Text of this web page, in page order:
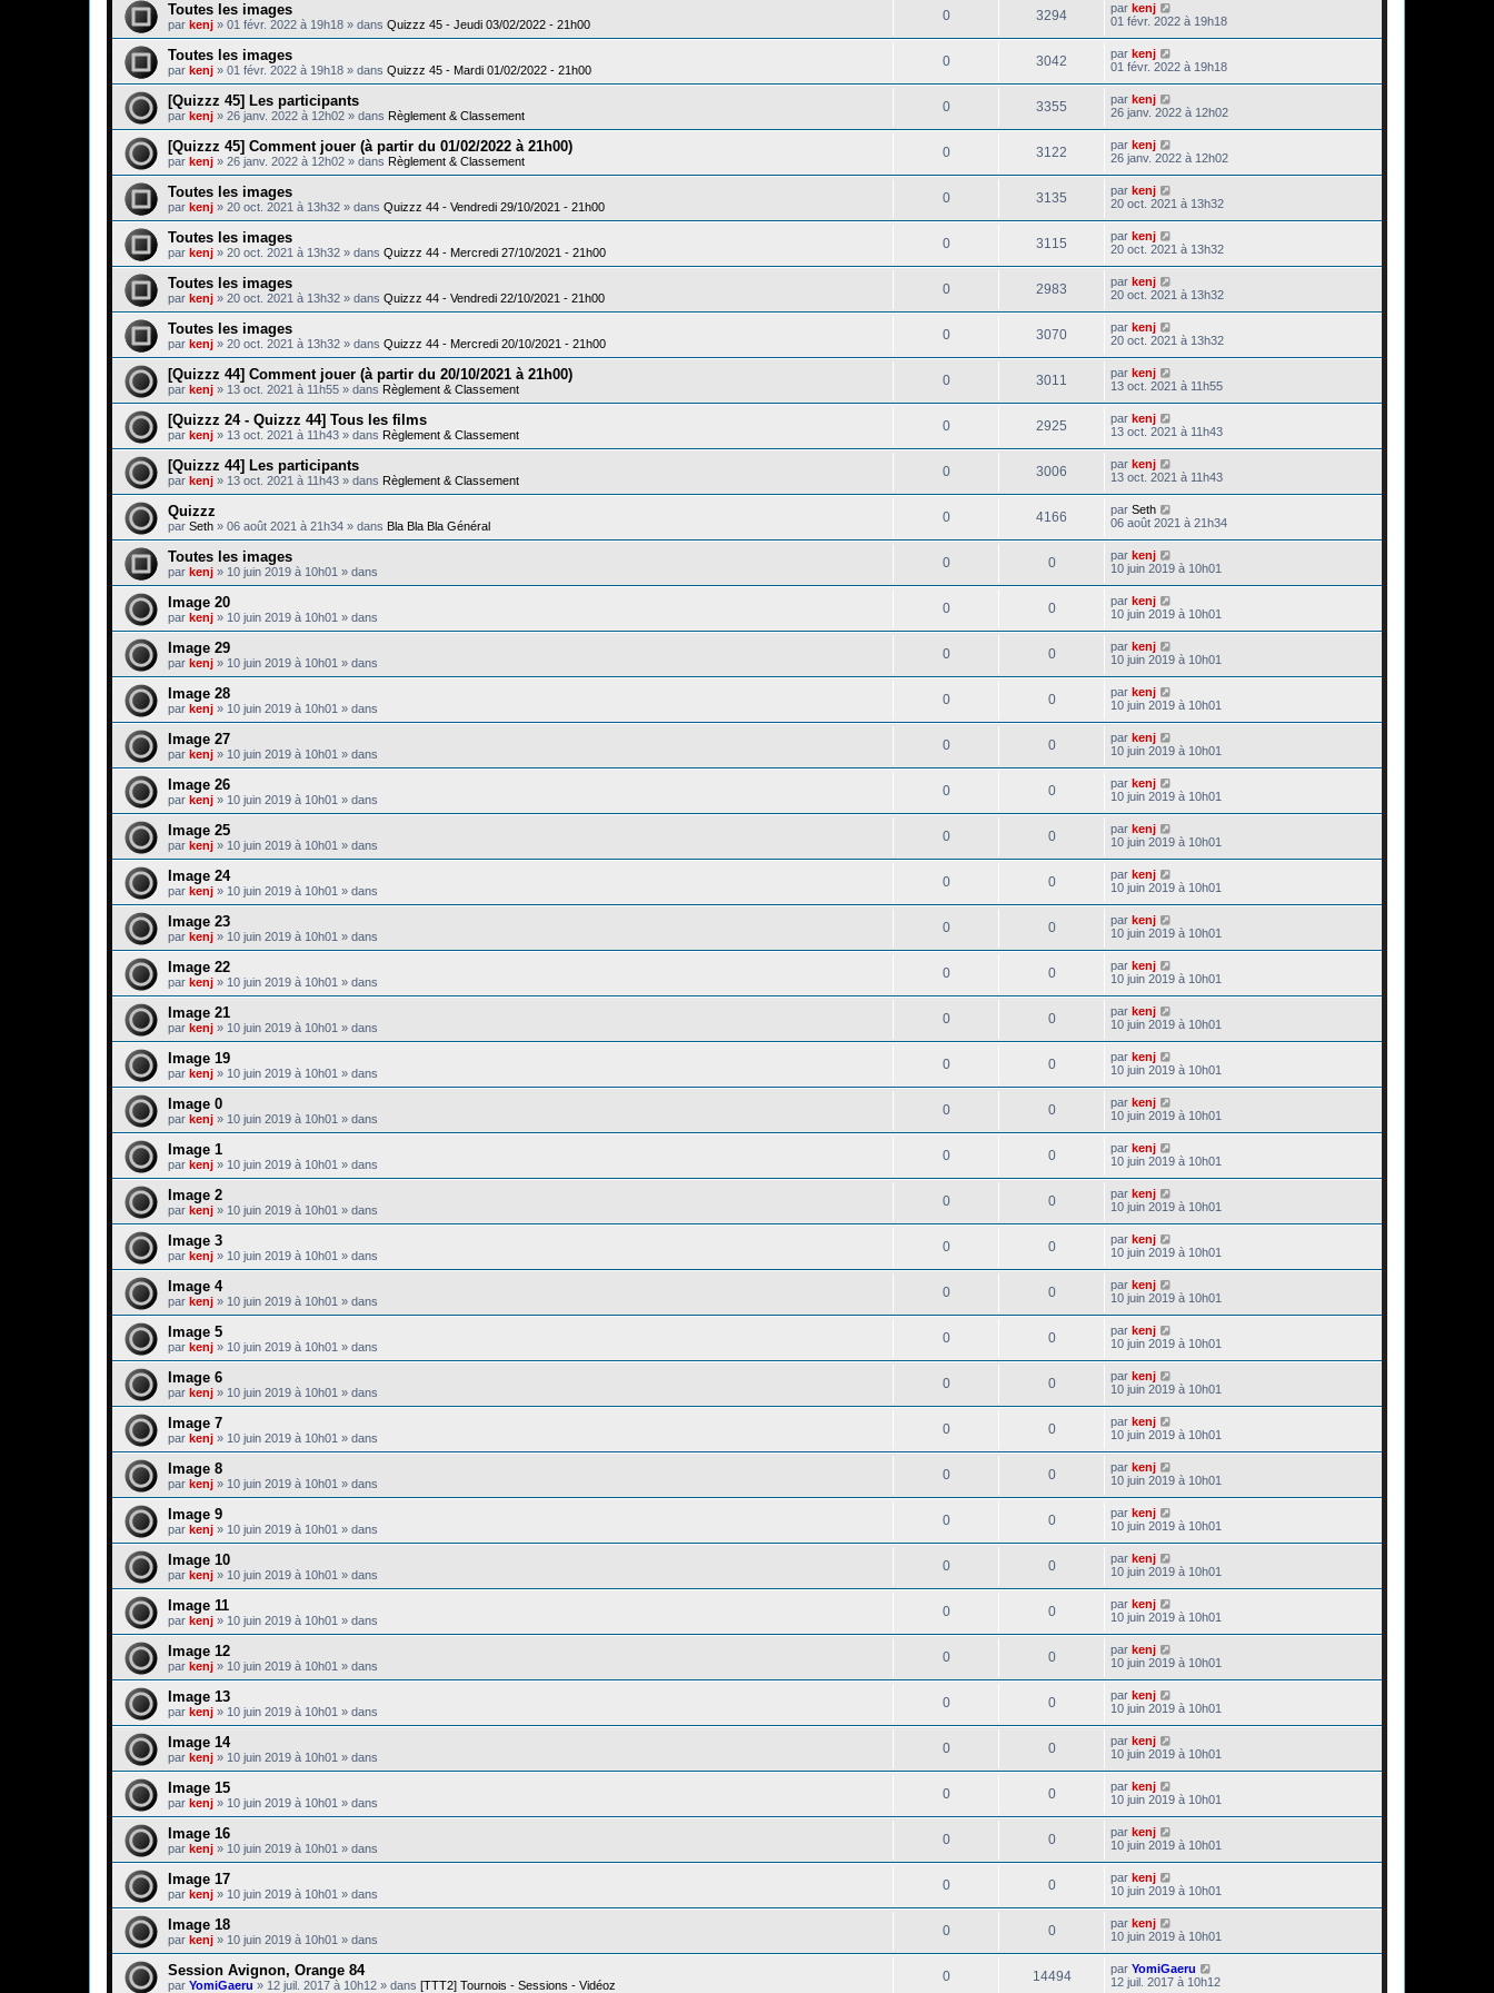
Toutes les images
par kenj » 01 févr. 2022 à 19h18 » dans Quizzz 45 - Jeudi 03/02/2022 - 21h00
0 3294 par kenj
01 févr. 2022 à 19h18
Toutes les images
par kenj » 01 févr. 2022 à 19h18 » dans Quizzz 45 - Mardi 01/02/2022 - 21h00
0 3042 par kenj
01 févr. 2022 à 19h18
[Quizzz 45] Les participants
par kenj » 26 janv. 2022 à 12h02 » dans Règlement & Classement
0 3355 par kenj
26 janv. 2022 à 12h02
[Quizzz 45] Comment jouer (à partir du 01/02/2022 à 21h00)
par kenj » 26 janv. 2022 à 12h02 » dans Règlement & Classement
0 3122 par kenj
26 janv. 2022 à 12h02
Toutes les images
par kenj » 20 oct. 2021 à 13h32 » dans Quizzz 44 - Vendredi 29/10/2021 - 21h00
0 3135 par kenj
20 oct. 2021 à 13h32
Toutes les images
par kenj » 20 oct. 2021 à 13h32 » dans Quizzz 44 - Mercredi 27/10/2021 - 21h00
0 3115 par kenj
20 oct. 2021 à 13h32
Toutes les images
par kenj » 20 oct. 2021 à 13h32 » dans Quizzz 44 - Vendredi 22/10/2021 - 21h00
0 2983 par kenj
20 oct. 2021 à 13h32
Toutes les images
par kenj » 20 oct. 2021 à 13h32 » dans Quizzz 44 - Mercredi 20/10/2021 - 21h00
0 3070 par kenj
20 oct. 2021 à 13h32
[Quizzz 44] Comment jouer (à partir du 20/10/2021 à 21h00)
par kenj » 13 oct. 2021 à 11h55 » dans Règlement & Classement
0 3011 par kenj
13 oct. 2021 à 11h55
[Quizzz 24 - Quizzz 44] Tous les films
par kenj » 13 oct. 2021 à 11h43 » dans Règlement & Classement
0 2925 par kenj
13 oct. 2021 à 11h43
[Quizzz 44] Les participants
par kenj » 13 oct. 2021 à 11h43 » dans Règlement & Classement
0 3006 par kenj
13 oct. 2021 à 11h43
Quizzz
par Seth » 06 août 2021 à 21h34 » dans Bla Bla Bla Général
0 4166 par Seth
06 août 2021 à 21h34
Toutes les images
par kenj » 10 juin 2019 à 10h01 » dans
0 0 par kenj
10 juin 2019 à 10h01
Image 20
par kenj » 10 juin 2019 à 10h01 » dans
0 0 par kenj
10 juin 2019 à 10h01
Image 29
par kenj » 10 juin 2019 à 10h01 » dans
0 0 par kenj
10 juin 2019 à 10h01
Image 28
par kenj » 10 juin 2019 à 10h01 » dans
0 0 par kenj
10 juin 2019 à 10h01
Image 27
par kenj » 10 juin 2019 à 10h01 » dans
0 0 par kenj
10 juin 2019 à 10h01
Image 26
par kenj » 10 juin 2019 à 10h01 » dans
0 0 par kenj
10 juin 2019 à 10h01
Image 25
par kenj » 10 juin 2019 à 10h01 » dans
0 0 par kenj
10 juin 2019 à 10h01
Image 24
par kenj » 10 juin 2019 à 10h01 » dans
0 0 par kenj
10 juin 2019 à 10h01
Image 23
par kenj » 10 juin 2019 à 10h01 » dans
0 0 par kenj
10 juin 2019 à 10h01
Image 22
par kenj » 10 juin 2019 à 10h01 » dans
0 0 par kenj
10 juin 2019 à 10h01
Image 21
par kenj » 10 juin 2019 à 10h01 » dans
0 0 par kenj
10 juin 2019 à 10h01
Image 19
par kenj » 10 juin 2019 à 10h01 » dans
0 0 par kenj
10 juin 2019 à 10h01
Image 0
par kenj » 10 juin 2019 à 10h01 » dans
0 0 par kenj
10 juin 2019 à 10h01
Image 1
par kenj » 10 juin 2019 à 10h01 » dans
0 0 par kenj
10 juin 2019 à 10h01
Image 2
par kenj » 10 juin 2019 à 10h01 » dans
0 0 par kenj
10 juin 2019 à 10h01
Image 3
par kenj » 10 juin 2019 à 10h01 » dans
0 0 par kenj
10 juin 2019 à 10h01
Image 4
par kenj » 10 juin 2019 à 10h01 » dans
0 0 par kenj
10 juin 2019 à 10h01
Image 5
par kenj » 10 juin 2019 à 10h01 » dans
0 0 par kenj
10 juin 2019 à 10h01
Image 6
par kenj » 10 juin 2019 à 10h01 » dans
0 0 par kenj
10 juin 2019 à 10h01
Image 7
par kenj » 10 juin 2019 à 10h01 » dans
0 0 par kenj
10 juin 2019 à 10h01
Image 8
par kenj » 10 juin 2019 à 10h01 » dans
0 0 par kenj
10 juin 2019 à 10h01
Image 9
par kenj » 10 juin 2019 à 10h01 » dans
0 0 par kenj
10 juin 2019 à 10h01
Image 10
par kenj » 10 juin 2019 à 10h01 » dans
0 0 par kenj
10 juin 2019 à 10h01
Image 11
par kenj » 10 juin 2019 à 10h01 » dans
0 0 par kenj
10 juin 2019 à 10h01
Image 12
par kenj » 10 juin 2019 à 10h01 » dans
0 0 par kenj
10 juin 2019 à 10h01
Image 13
par kenj » 10 juin 2019 à 10h01 » dans
0 0 par kenj
10 juin 2019 à 10h01
Image 14
par kenj » 10 juin 2019 à 10h01 » dans
0 0 par kenj
10 juin 2019 à 10h01
Image 15
par kenj » 10 juin 2019 à 10h01 » dans
0 0 par kenj
10 juin 2019 à 10h01
Image 16
par kenj » 10 juin 2019 à 10h01 » dans
0 0 par kenj
10 juin 2019 à 10h01
Image 17
par kenj » 10 juin 2019 à 10h01 » dans
0 0 par kenj
10 juin 2019 à 10h01
Image 18
par kenj » 10 juin 2019 à 10h01 » dans
0 0 par kenj
10 juin 2019 à 10h01
Session Avignon, Orange 84
par YomiGaeru » 12 juil. 2017 à 10h12 » dans [TTT2] Tournois - Sessions - Vidéoz
0 14494 par YomiGaeru
12 juil. 2017 à 10h12